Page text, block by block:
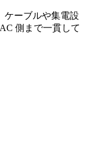
ケーブルや集電設
側まで一貫して